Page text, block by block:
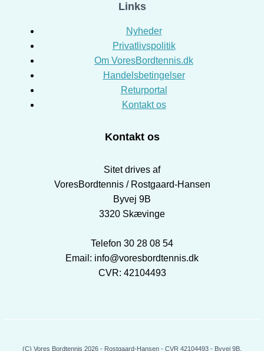
Links
Nyheder
Privatlivspolitik
Om VoresBordtennis.dk
Handelsbetingelser
Returportal
Kontakt os
Kontakt os
Sitet drives af
VoresBordtennis / Rostgaard-Hansen
Byvej 9B
3320 Skævinge
Telefon 30 28 08 54
Email: info@voresbordtennis.dk
CVR: 42104493
(C) Vores Bordtennis 2026 - Rostgaard-Hansen - CVR 42104493 - Byvej 9B,